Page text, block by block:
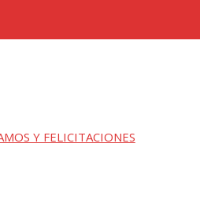
Y FELICITACIONES